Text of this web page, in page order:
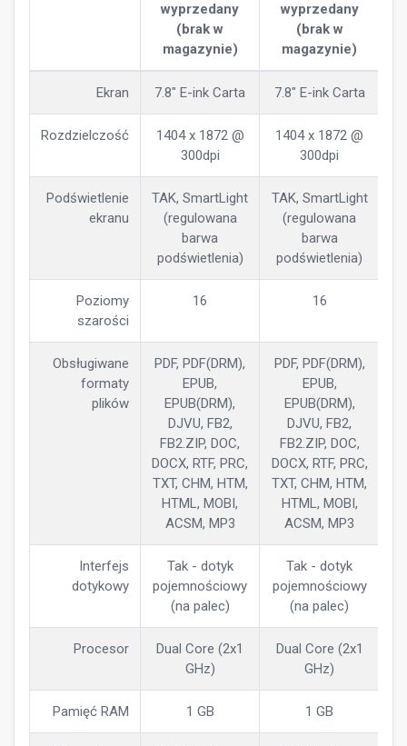
wyprzedany
(brak w
magazynie)
wyprzedany
(brak w
magazynie)
Ekran 7.8" E-ink Carta 7.8" E-ink Carta
Rozdzielczość
1404 x 1872 @
300dpi
1404 x 1872 @
300dpi
Podświetlenie
ekranu
TAK, SmartLight
(regulowana
barwa
podświetlenia)
TAK, SmartLight
(regulowana
barwa
podświetlenia)
Poziomy
szarości
16 16
Obsługiwane
formaty
plików
PDF, PDF(DRM),
EPUB,
EPUB(DRM),
DJVU, FB2,
FB2.ZIP, DOC,
DOCX, RTF, PRC,
TXT, CHM, HTM,
HTML, MOBI,
ACSM, MP3
PDF, PDF(DRM),
EPUB,
EPUB(DRM),
DJVU, FB2,
FB2.ZIP, DOC,
DOCX, RTF, PRC,
TXT, CHM, HTM,
HTML, MOBI,
ACSM, MP3
Interfejs
dotykowy
Tak - dotyk
pojemnościowy
(na palec)
Tak - dotyk
pojemnościowy
(na palec)
Procesor
Dual Core (2x1
GHz)
Dual Core (2x1
GHz)
Pamięć RAM 1 GB 1 GB